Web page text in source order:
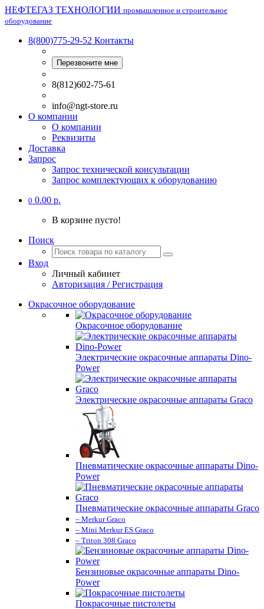
НЕФТЕГАЗ ТЕХНОЛОГИИ промышленное и строительное
оборудование
8(800)775-29-52 Контакты
Перезвоните мне
8(812)602-75-61
info@ngt-store.ru
О компании
О компании
Реквизиты
Доставка
Запрос
Запрос технической консультации
Запрос комплектующих к оборудованию
0 0.00 р.
В корзине пусто!
Поиск
Вход
Личный кабинет
Авторизация / Регистрация
Окрасочное оборудование
Окрасочное оборудование
Электрические окрасочные аппараты Dino-
Power
Электрические окрасочные аппараты Graco
Пневматические окрасочные аппараты Dino-
Power
Пневматические окрасочные аппараты Graco
– Merkur Graco
– Mini Merkur ES Graco
– Triton 308 Graco
Бензиновые окрасочные аппараты Dino-
Power
Покрасочные пистолеты